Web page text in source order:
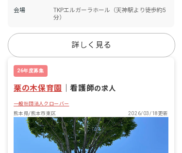
会場
TKPエルガーラホール（天神駅より徒歩約5
分）
詳しく見る
26年度募集
栗の木保育園 ｜看護師の求人
一般社団法人クローバー
熊本県/熊本市東区
2026/03/18更新